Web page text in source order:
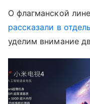
О флагманской
рассказали в
уделим внимание